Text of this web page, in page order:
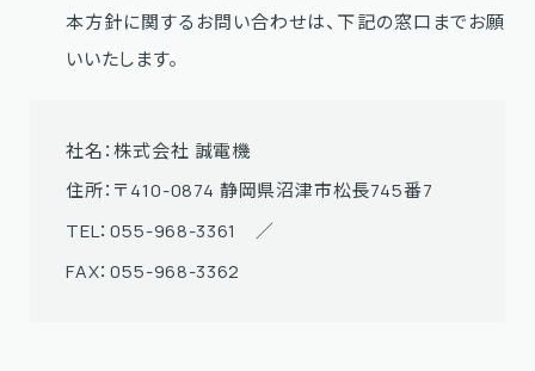
本方針に関するお問い合わせは、下記の窓口までお願
いいたします。
社名：株式会社 誠電機
住所：〒410-0874 静岡県沼津市松長745番7
TEL：055-968-3361
／
FAX：055-968-3362